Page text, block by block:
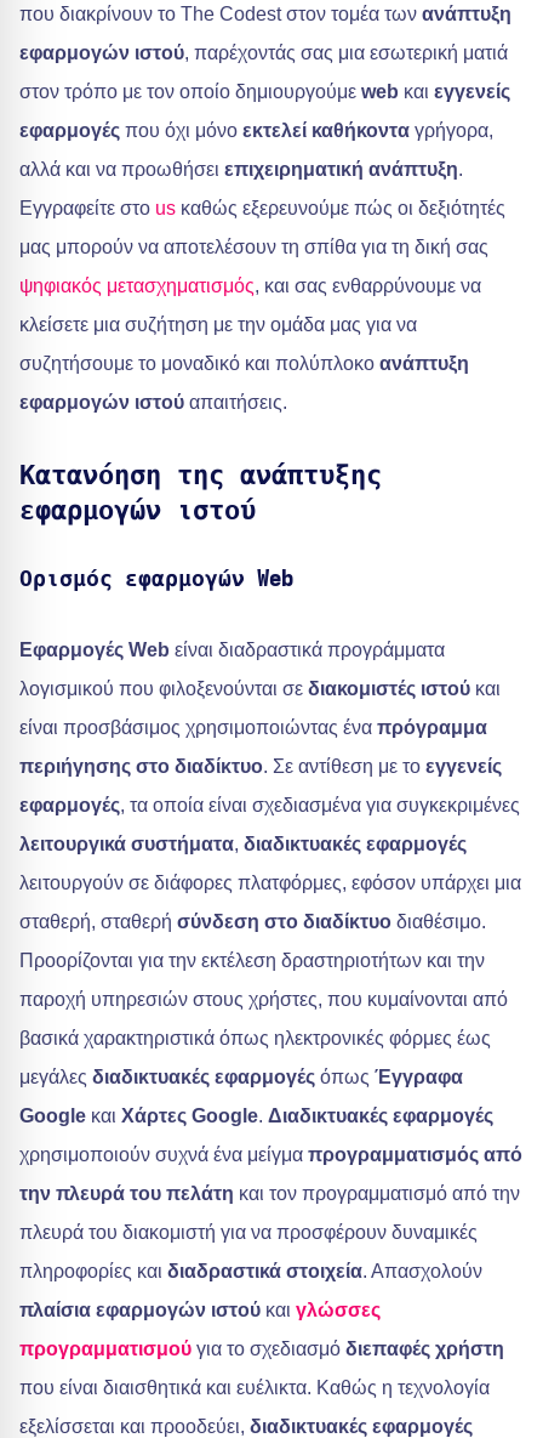
που διακρίνουν το The Codest στον τομέα των ανάπτυξη
εφαρμογών ιστού, παρέχοντάς σας μια εσωτερική ματιά
στον τρόπο με τον οποίο δημιουργούμε web και εγγενείς
εφαρμογές που όχι μόνο εκτελεί καθήκοντα γρήγορα,
αλλά και να προωθήσει επιχειρηματική ανάπτυξη.
Εγγραφείτε στο us καθώς εξερευνούμε πώς οι δεξιότητές
μας μπορούν να αποτελέσουν τη σπίθα για τη δική σας
ψηφιακός μετασχηματισμός, και σας ενθαρρύνουμε να
κλείσετε μια συζήτηση με την ομάδα μας για να
συζητήσουμε το μοναδικό και πολύπλοκο ανάπτυξη
εφαρμογών ιστού απαιτήσεις.
Κατανόηση της ανάπτυξης
εφαρμογών ιστού
Ορισμός εφαρμογών Web
Εφαρμογές Web είναι διαδραστικά προγράμματα
λογισμικού που φιλοξενούνται σε διακομιστές ιστού και
είναι προσβάσιμος χρησιμοποιώντας ένα πρόγραμμα
περιήγησης στο διαδίκτυο. Σε αντίθεση με το εγγενείς
εφαρμογές, τα οποία είναι σχεδιασμένα για συγκεκριμένες
λειτουργικά συστήματα, διαδικτυακές εφαρμογές
λειτουργούν σε διάφορες πλατφόρμες, εφόσον υπάρχει μια
σταθερή, σταθερή σύνδεση στο διαδίκτυο διαθέσιμο.
Προορίζονται για την εκτέλεση δραστηριοτήτων και την
παροχή υπηρεσιών στους χρήστες, που κυμαίνονται από
βασικά χαρακτηριστικά όπως ηλεκτρονικές φόρμες έως
μεγάλες διαδικτυακές εφαρμογές όπως Έγγραφα
Google και Χάρτες Google. Διαδικτυακές εφαρμογές
χρησιμοποιούν συχνά ένα μείγμα προγραμματισμός από
την πλευρά του πελάτη και τον προγραμματισμό από την
πλευρά του διακομιστή για να προσφέρουν δυναμικές
πληροφορίες και διαδραστικά στοιχεία. Απασχολούν
πλαίσια εφαρμογών ιστού και γλώσσες
προγραμματισμού για το σχεδιασμό διεπαφές χρήστη
που είναι διαισθητικά και ευέλικτα. Καθώς η τεχνολογία
εξελίσσεται και προοδεύει, διαδικτυακές εφαρμογές